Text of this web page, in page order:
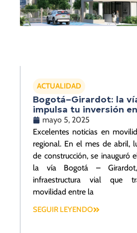
ACTUALIDAD
Bogotá–Girardot: la
impulsa tu inversión
mayo 5, 2025
Excelentes noticias en
regional. En el mes de abril,
de construcción, se inauguró
la vía Bogotá –
infraestructura vial que
movilidad entre la
SEGUIR LEYENDO